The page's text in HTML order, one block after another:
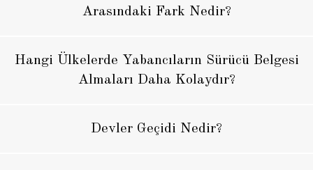
Arasındaki Fark Nedir?
Hangi Ülkelerde Yabancıların Sürücü Belgesi
Almaları Daha Kolaydır?
Devler Geçidi Nedir?